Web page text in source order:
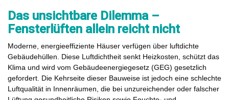
Das unsichtbare Dilemma –
Fensterlüften allein reicht nicht
Moderne, energieeffiziente Häuser verfügen über luftdichte
Gebäudehüllen. Diese Luftdichtheit senkt Heizkosten, schützt das
Klima und wird vom Gebäudeenergiegesetz (GEG) gesetzlich
gefordert. Die Kehrseite dieser Bauweise ist jedoch eine schlechte
Luftqualität in Innenräumen, die bei unzureichender oder falscher